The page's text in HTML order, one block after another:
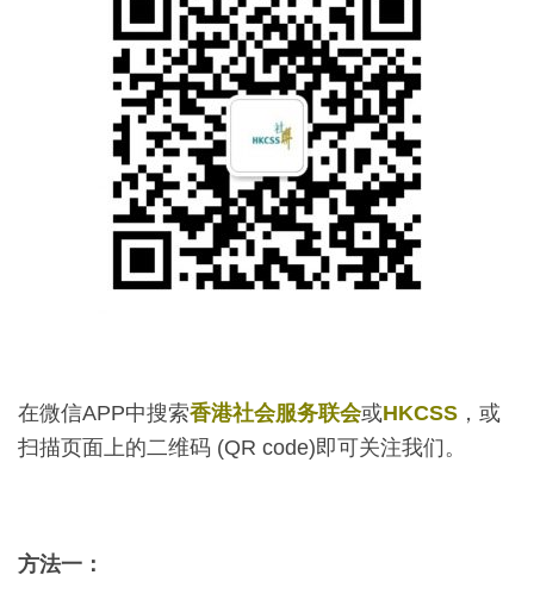
在微信APP中搜索香港社会服务联会或HKCSS ，或
扫描页面上的二维码 (QR code)即可关注我们。
方法一：